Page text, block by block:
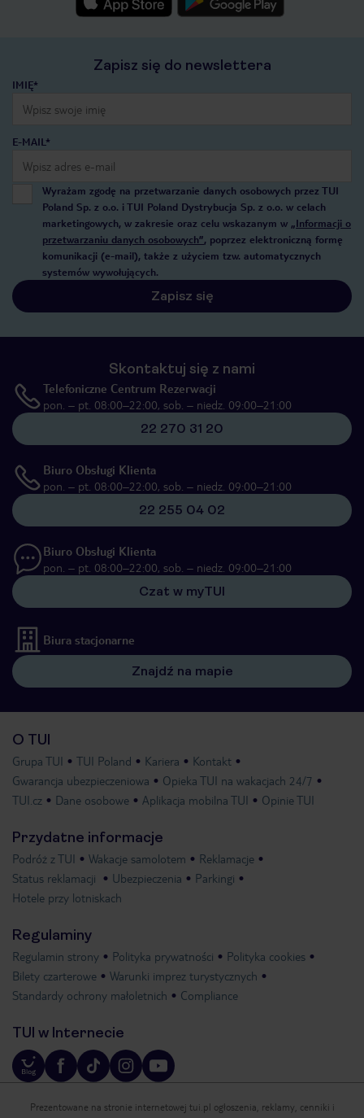
Zapisz się do newslettera
IMIĘ*
E-MAIL*
Wyrażam zgodę na przetwarzanie danych osobowych przez TUI
Poland Sp. z o.o. i TUI Poland Dystrybucja Sp. z o.o. w celach
marketingowych, w zakresie oraz celu wskazanym w „Informacji o
przetwarzaniu danych osobowych”, poprzez elektroniczną formę
komunikacji (e-mail), także z użyciem tzw. automatycznych
systemów wywołujących.
Zapisz się
Skontaktuj się z nami
Telefoniczne Centrum Rezerwacji
pon. – pt. 08:00–22:00, sob. – niedz. 09:00–21:00
22 270 31 20
Biuro Obsługi Klienta
pon. – pt. 08:00–22:00, sob. – niedz. 09:00–21:00
22 255 04 02
Biuro Obsługi Klienta
pon. – pt. 08:00–22:00, sob. – niedz. 09:00–21:00
Czat w myTUI
Biura stacjonarne
Znajdź na mapie
O TUI
Grupa TUI TUI Poland Kariera
Kontakt
Gwarancja ubezpieczeniowa
Opieka TUI na wakacjach 24/7
TUI.cz
Dane osobowe Aplikacja mobilna TUI Opinie TUI
Przydatne informacje
Podróż z TUI Wakacje samolotem
Reklamacje
Status reklamacji
Ubezpieczenia
Parkingi
Hotele przy lotniskach
Regulaminy
Regulamin strony Polityka prywatności
Polityka cookies
Bilety czarterowe
Warunki imprez turystycznych
Standardy ochrony małoletnich
Compliance
TUI w Internecie
Prezentowane na stronie internetowej tui.pl ogłoszenia, reklamy, cenniki i